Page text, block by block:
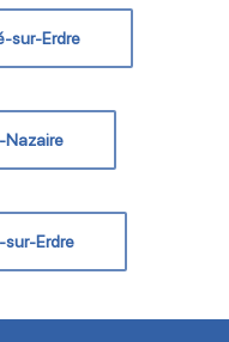
sur-Erdre
Nazaire
sur-Erdre